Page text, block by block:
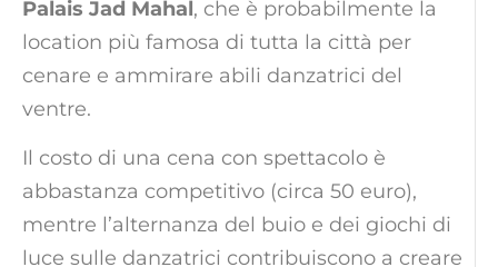
Palais Jad Mahal, che è probabilmente la
location più famosa di tutta la città per
cenare e ammirare abili danzatrici del
ventre.
Il costo di una cena con spettacolo è
abbastanza competitivo (circa 50 euro),
mentre l’alternanza del buio e dei giochi di
luce sulle danzatrici contribuiscono a creare